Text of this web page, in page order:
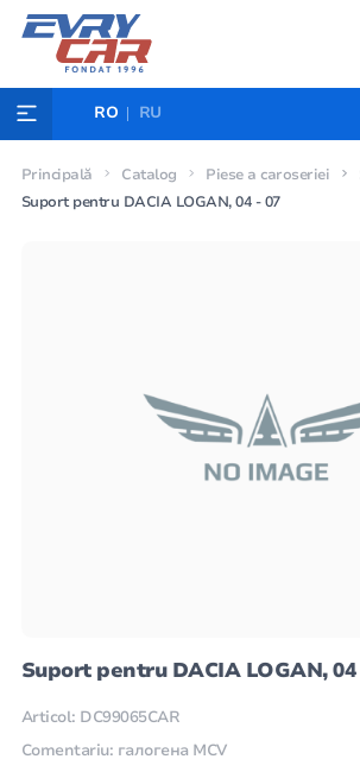
RO RU
Principală Catalog Piese a caroseriei
Suport pentru DACIA LOGAN, 04 - 07
Suport pentru DACIA LOGAN, 04
Articol: DC99065CAR
Comentariu: галогена MCV